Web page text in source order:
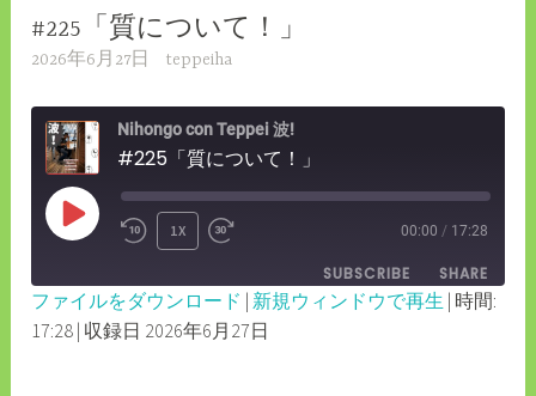
#225「質について！」
2026年6月27日 teppeiha
Nihongo con Teppei 波!
#225「質について！」
PLAY
REWIND
10
SECONDS
1X
FAST
FORWARD
30
00:00 / 17:28
SUBSCRIBE SHARE
SHARE
ファイルをダウンロード | 新規ウィンドウで再生 | 時間:
17:28 | 収録日 2026年6月27日